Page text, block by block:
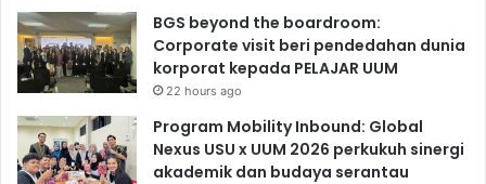
BGS beyond the boardroom:
Corporate visit beri pendedahan dunia
korporat kepada PELAJAR UUM
22 hours ago
Program Mobility Inbound: Global
Nexus USU x UUM 2026 perkukuh sinergi
akademik dan budaya serantau